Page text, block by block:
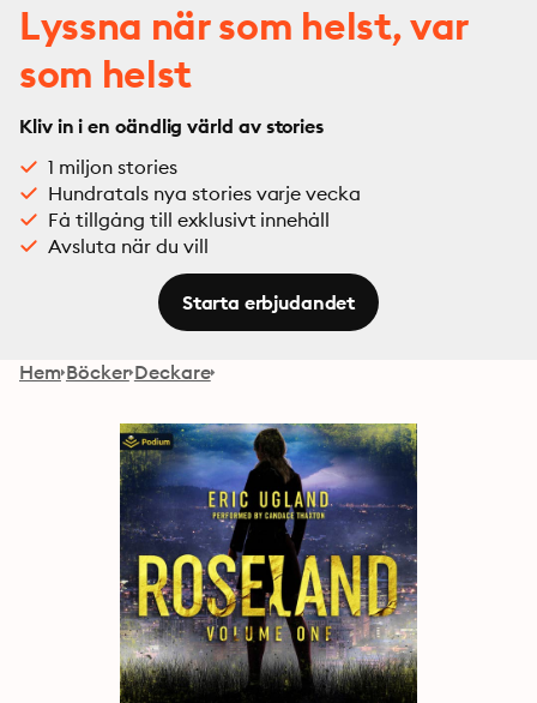
Lyssna när som helst, var
som helst
Kliv in i en oändlig värld av stories
1 miljon stories
Hundratals nya stories varje vecka
Få tillgång till exklusivt innehåll
Avsluta när du vill
Starta erbjudandet
Hem Böcker Deckare